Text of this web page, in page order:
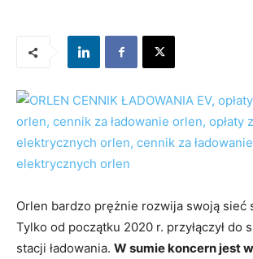
Orlen bardzo prężnie rozwija swoją sieć
Tylko od początku 2020 r. przyłączył do
stacji ładowania. W sumie koncern jest